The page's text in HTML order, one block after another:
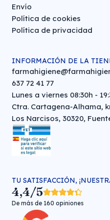
Envío
Política de cookies
Política de privacidad
INFORMACIÓN DE LA
637 72 41 77
Lunes a viernes 08:30h -
Ctra. Cartagena-Alhama,
Los Narcisos, 30320,
TU SATISFACCIÓN,
4,4/5
De más de 160 opiniones